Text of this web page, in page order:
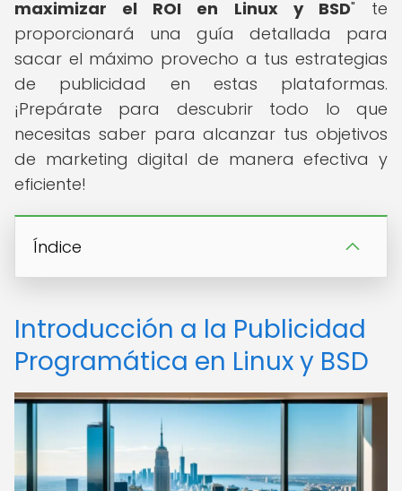
maximizar el ROI en Linux y BSD" te
proporcionará una guía detallada para
sacar el máximo provecho a tus estrategias
de publicidad en estas plataformas.
¡Prepárate para descubrir todo lo que
necesitas saber para alcanzar tus objetivos
de marketing digital de manera efectiva y
eficiente!
Índice
Introducción a la Publicidad
Programática en Linux y BSD